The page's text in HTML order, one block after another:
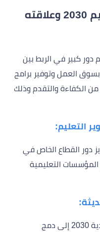
رؤية المملكة في التعليم 2030 وعلاقته
2030 في التعليم دور كبير في الربط بين
بسوق العمل وتوفير برامج
الكفاءة والتقدم وذلك
التعليم:
2030 إلى تعزيز دور القطاع الخاص في
المؤسسات التعليمية
هدف رؤية المملكة العربية السعودية 2030 إلى دمج